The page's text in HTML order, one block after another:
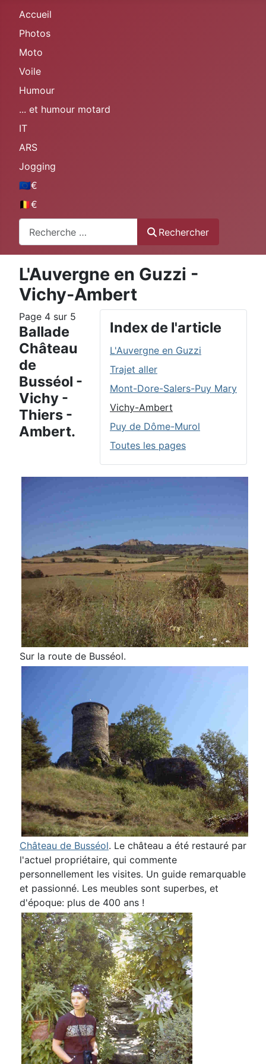
Accueil
Photos
Moto
Voile
Humour
... et humour motard
IT
ARS
Jogging
🇪🇺€
🇧🇪€
Rechercher
L'Auvergne en Guzzi -
Vichy-Ambert
Index de l'article
L'Auvergne en Guzzi
Trajet aller
Mont-Dore-Salers-Puy Mary
Vichy-Ambert
Puy de Dôme-Murol
Toutes les pages
Page 4 sur 5
Ballade
Château
de
Busséol -
Vichy -
Thiers -
Ambert.
Sur la route de Busséol.
Château de Busséol. Le château a été restauré par
l'actuel propriétaire, qui commente
personnellement les visites. Un guide remarquable
et passionné. Les meubles sont superbes, et
d'époque: plus de 400 ans !